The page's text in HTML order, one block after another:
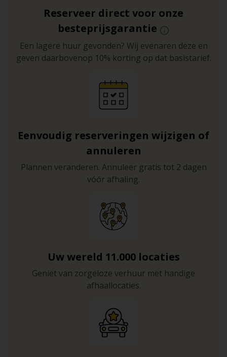
Reserveer direct voor onze
besteprijsgarantie
Een lagere huur gevonden? Wij evenaren deze en
geven daarbovenop 10% korting op dat basistarief.
Eenvoudig reserveringen wijzigen of
annuleren
Plannen veranderen. Annuleer gratis tot 2 dagen
vóór afhaling.
Uw wereld 11.000 locaties
Geniet van zorgeloze verhuur met handige
afhaallocaties.